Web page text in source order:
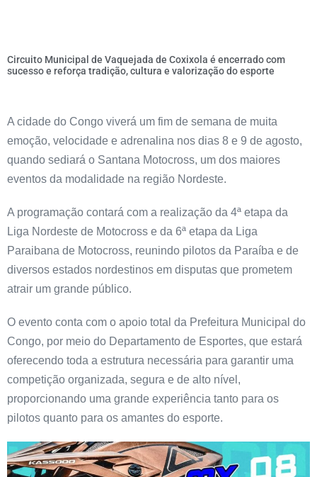
Circuito Municipal de Vaquejada de Coxixola é encerrado com
sucesso e reforça tradição, cultura e valorização do esporte
A cidade do Congo viverá um fim de semana de muita
emoção, velocidade e adrenalina nos dias 8 e 9 de agosto,
quando sediará o Santana Motocross, um dos maiores
eventos da modalidade na região Nordeste.
A programação contará com a realização da 4ª etapa da
Liga Nordeste de Motocross e da 6ª etapa da Liga
Paraibana de Motocross, reunindo pilotos da Paraíba e de
diversos estados nordestinos em disputas que prometem
atrair um grande público.
O evento conta com o apoio total da Prefeitura Municipal do
Congo, por meio do Departamento de Esportes, que estará
oferecendo toda a estrutura necessária para garantir uma
competição organizada, segura e de alto nível,
proporcionando uma grande experiência tanto para os
pilotos quanto para os amantes do esporte.